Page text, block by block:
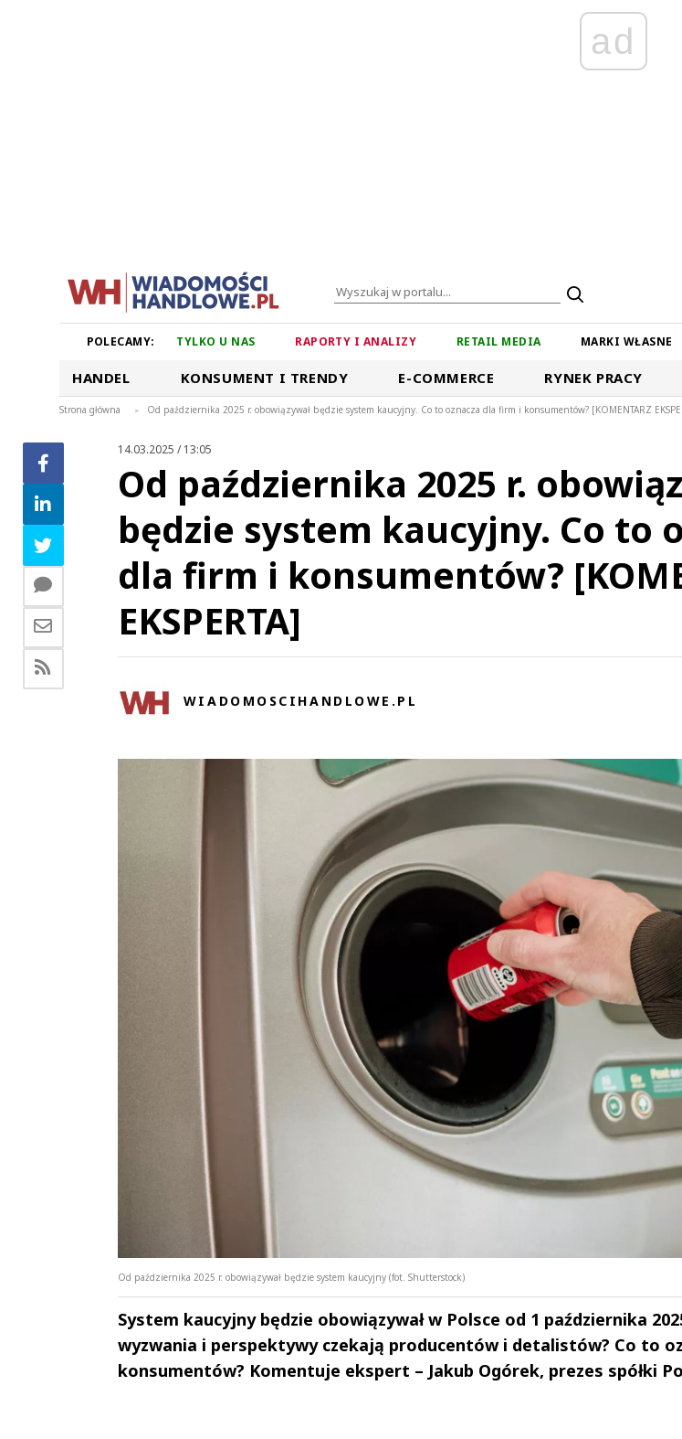
ad
POLECAMY: TYLKO U NAS RAPORTY I ANALIZY RETAIL MEDIA MARKI WŁASNE
HANDEL KONSUMENT I TRENDY E-COMMERCE RYNEK PRACY
Strona główna > Od października 2025 r. obowiązywał będzie system kaucyjny. Co to oznacza dla firm i konsumentów? [KOMENTARZ
14.03.2025 / 13:05
Od października 2025 r.
będzie system kaucyjny. Co to
dla firm i konsumentów?
EKSPERTA]
WIADOMOSCIHANDLOWE.PL
Od października 2025 r. obowiązywał będzie system kaucyjny (fot. Shutterstock)
System kaucyjny będzie obowiązywał w Polsce od 1 października
wyzwania i perspektywy czekają producentów i detalistów? Co to
konsumentów? Komentuje ekspert – Jakub Ogórek, prezes spółki